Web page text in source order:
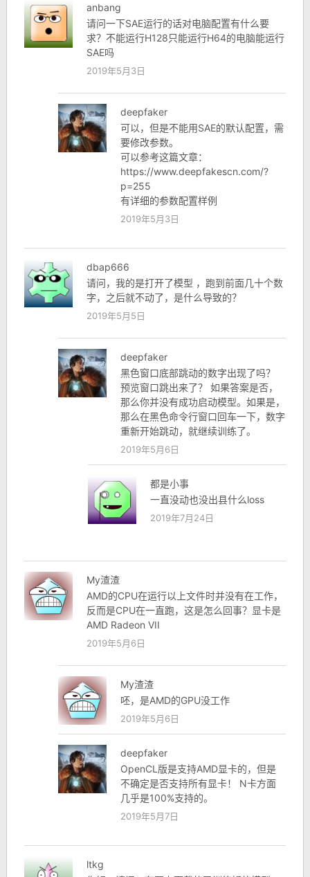
anbang
请问一下SAE运行的话对电脑配置有什么要
求？不能运行H128只能运行H64的电脑能运行
SAE吗
2019年5月3日
deepfaker
可以，但是不能用SAE的默认配置，需
要修改参数。
可以参考这篇文章：
https://www.deepfakescn.com/?
p=255
有详细的参数配置样例
2019年5月3日
dbap666
请问，我的是打开了模型 ，跑到前面几十个数
字，之后就不动了，是什么导致的？
2019年5月5日
deepfaker
黑色窗口底部跳动的数字出现了吗？
预览窗口跳出来了？ 如果答案是否，
那么你并没有成功启动模型。如果是，
那么在黑色命令行窗口回车一下，数字
重新开始跳动，就继续训练了。
2019年5月6日
都是小事
一直没动也没出县什么loss
2019年7月24日
My渣渣
AMD的CPU在运行以上文件时并没有在工作，
反而是CPU在一直跑，这是怎么回事？显卡是
AMD Radeon VII
2019年5月6日
My渣渣
呸，是AMD的GPU没工作
2019年5月6日
deepfaker
OpenCL版是支持AMD显卡的，但是
不确定是否支持所有显卡！ N卡方面
几乎是100%支持的。
2019年5月7日
ltkg